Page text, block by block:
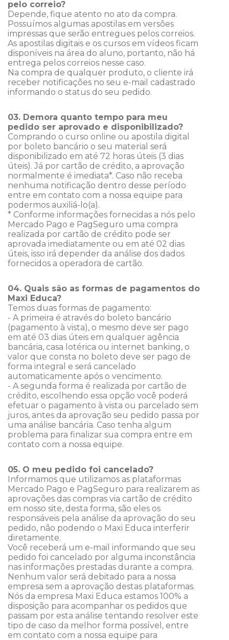
pelo correio?
Depende, fique atento no ato da compra.
Possuímos algumas apostilas em versões
impressas que serão entregues pelos correios.
As apostilas digitais e os cursos em vídeos ficam
disponíveis na área do aluno, portanto, não há
entrega pelos correios nesse caso.
Na compra de qualquer produto, o cliente irá
receber notificações no seu e-mail cadastrado
informando o status do seu pedido.
03. Demora quanto tempo para meu
pedido ser aprovado e disponibilizado?
Comprando o curso online ou apostila digital
por boleto bancário o seu material será
disponibilizado em até 72 horas úteis (3 dias
úteis). Já por cartão de crédito, a aprovação
normalmente é imediata*. Caso não receba
nenhuma notificação dentro desse período
entre em contato com a nossa equipe para
podermos auxiliá-lo(a).
* Conforme informações fornecidas a nós pelo
Mercado Pago e PagSeguro uma compra
realizada por cartão de crédito pode ser
aprovada imediatamente ou em até 02 dias
úteis, isso irá depender da análise dos dados
fornecidos a operadora de cartão.
04. Quais são as formas de pagamentos do
Maxi Educa?
Temos duas formas de pagamento:
- A primeira é através do boleto bancário
(pagamento à vista), o mesmo deve ser pago
em até 03 dias úteis em qualquer agência
bancária, casa lotérica ou internet banking, o
valor que consta no boleto deve ser pago de
forma integral e será cancelado
automaticamente após o vencimento.
- A segunda forma é realizada por cartão de
crédito, escolhendo essa opção você poderá
efetuar o pagamento à vista ou parcelado sem
juros, antes da aprovação seu pedido passa por
uma análise bancária. Caso tenha algum
problema para finalizar sua compra entre em
contato com a nossa equipe.
05. O meu pedido foi cancelado?
Informamos que utilizamos as plataformas
Mercado Pago e PagSeguro para realizarem as
aprovações das compras via cartão de crédito
em nosso site, desta forma, são eles os
responsáveis pela análise da aprovação do seu
pedido, não podendo o Maxi Educa interferir
diretamente.
Você receberá um e-mail informando que seu
pedido foi cancelado por alguma inconstância
nas informações prestadas durante a compra.
Nenhum valor será debitado para a nossa
empresa sem a aprovação destas plataformas.
Nós da empresa Maxi Educa estamos 100% a
disposição para acompanhar os pedidos que
passam por esta análise tentando resolver este
tipo de caso da melhor forma possível, entre
em contato com a nossa equipe para